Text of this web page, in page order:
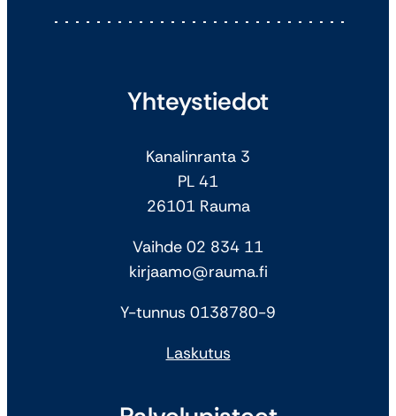
Yhteystiedot
Kanalinranta 3
PL 41
26101 Rauma
Vaihde 02 834 11
kirjaamo@rauma.fi
Y-tunnus 0138780-9
Laskutus